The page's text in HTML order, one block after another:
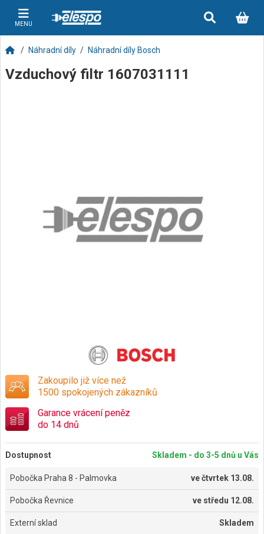
MENU
Náhradní díly Náhradní díly Bosch
Vzduchový filtr 1607031111
Zakoupilo již více než
1500 spokojených zákazníků
Garance vrácení peněz
do 14 dnů
Dostupnost Skladem - do 3-5 dnů u Vás
Pobočka Praha 8 - Palmovka večtvrtek 13.08.
Pobočka Řevnice ve středu 12.08.
Externí sklad Skladem